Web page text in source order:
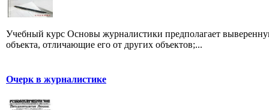
Учебный курс Основы журналистики предполагает
объекта, отличающие его от других объектов;...
Очерк в журналистике